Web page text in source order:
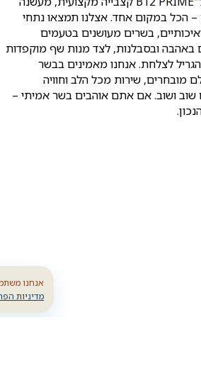
הכל במקום אחד. אצלנו תמצאו נתחי
בשרים מעושנים בטעמים
באהבה ובסבלנות, לצד מנות שף מוקפדות
לצלחת. אנחנו מאמינים בבשר
מובחרים, שירות מכל הלב וחוויה
ושוב. אם אתם אוהבים בשר אמיתי –
אנחנו
מדיניות